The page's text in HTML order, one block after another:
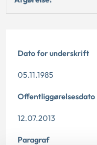
Dato for underskrift
05.11.1985
Offentliggørelsesdato
12.07.2013
Paragraf